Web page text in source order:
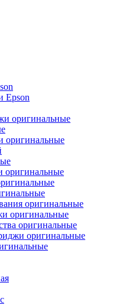
Epson
оригинальные
оригинальные
оригинальные
оригинальные
оригинальные
оригинальные
оригинальные